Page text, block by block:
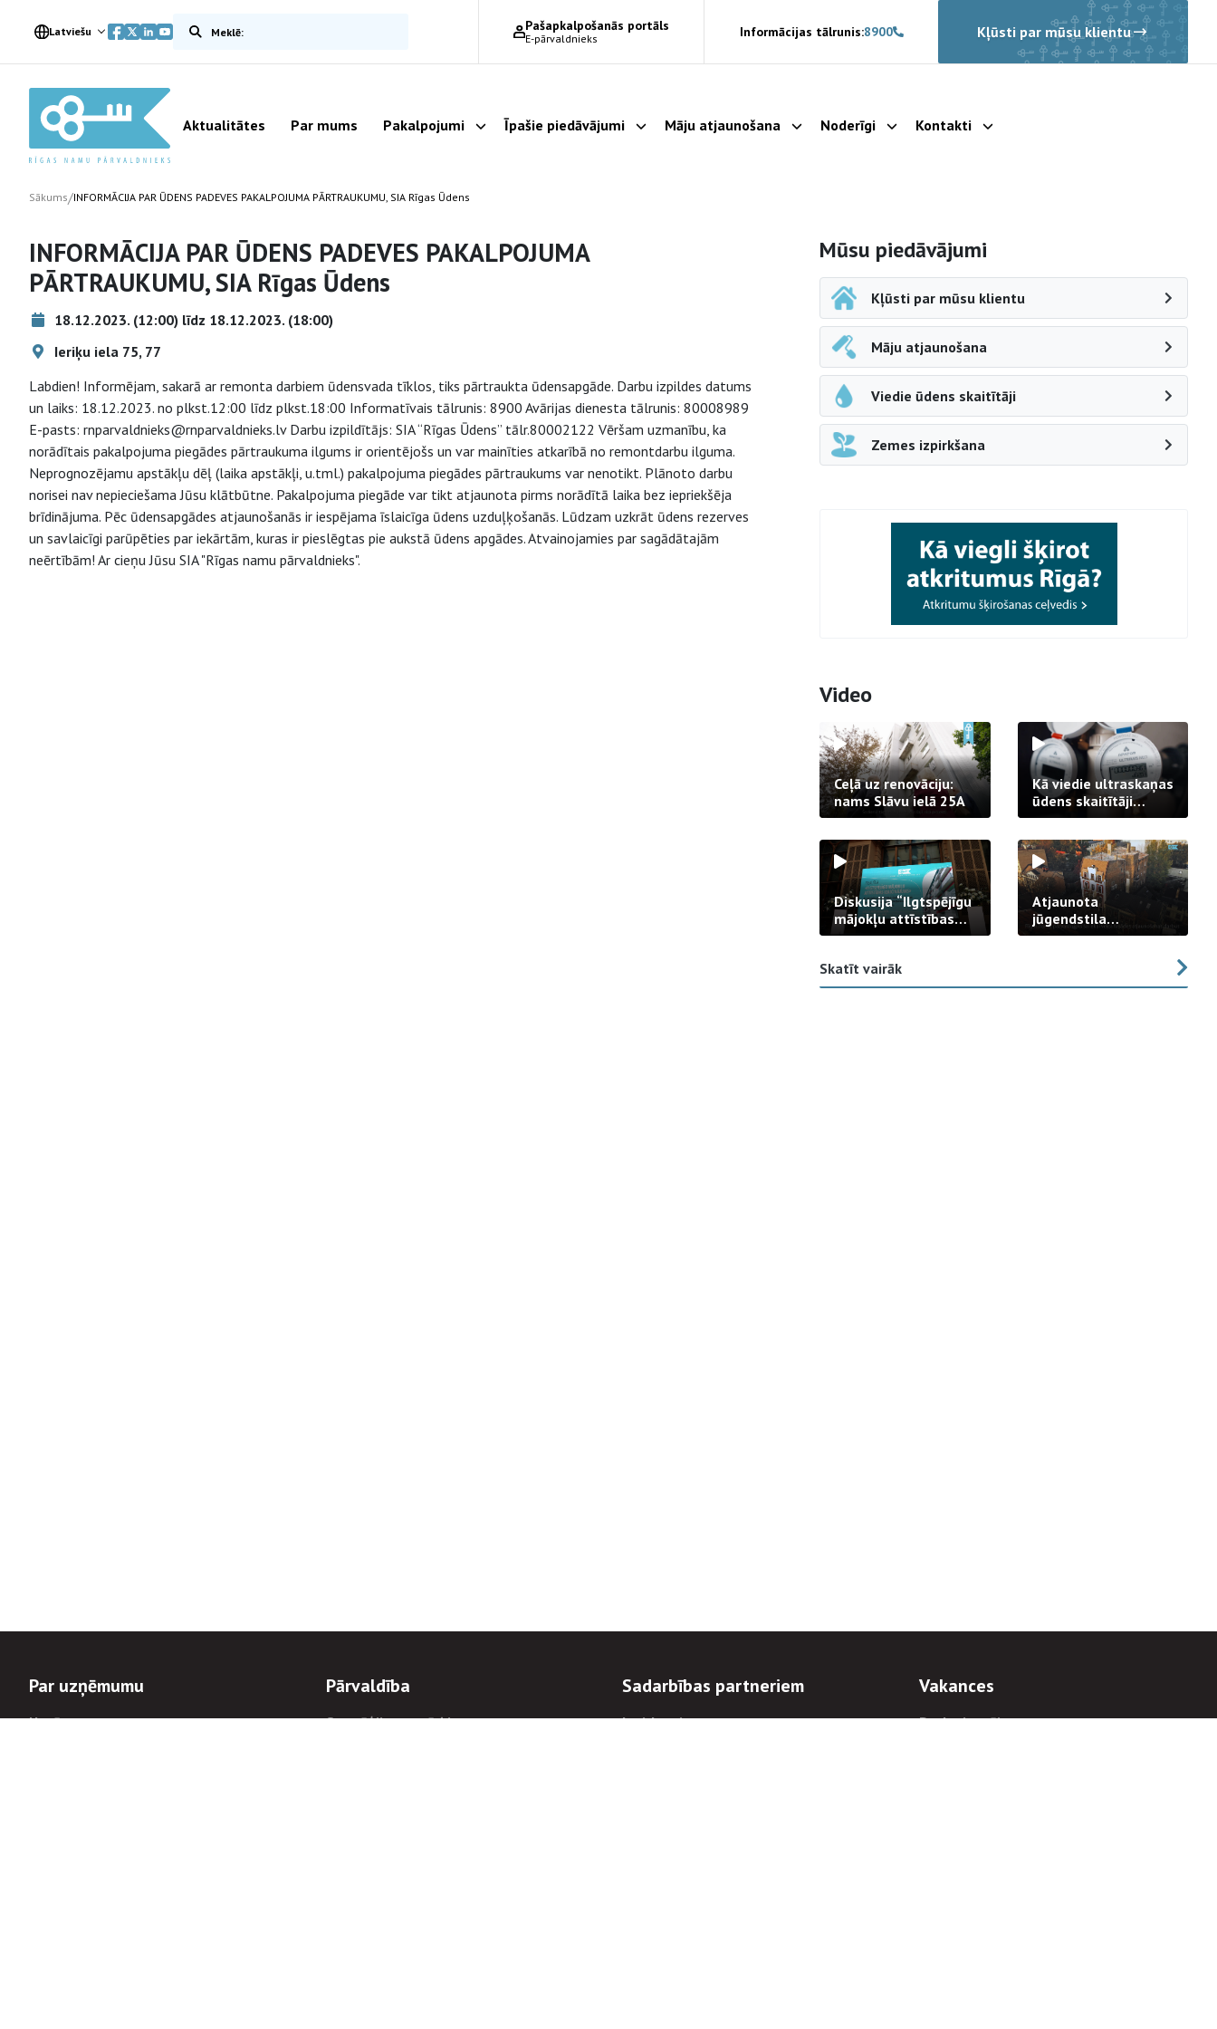
Latviešu Meklēt vietnē Pašapkalpošanās portāls
E-pārvaldnieks Informācijas tālrunis:8900 Kļūsti par mūsu klientu
Aktualitātes Par mums Pakalpojumi Parādīt apakšizvēlni
Īpašie piedāvājumi Parādīt apakšizvēlni
Māju atjaunošana Parādīt apakšizvēlni
Noderīgi Parādīt apakšizvēlni
Kontakti Parādīt apakšizvēlni
Sākums/INFORMĀCIJA PAR ŪDENS PADEVES PAKALPOJUMA PĀRTRAUKUMU, SIA Rīgas Ūdens
INFORMĀCIJA PAR ŪDENS PADEVES PAKALPOJUMA
PĀRTRAUKUMU, SIA Rīgas Ūdens
18.12.2023. (12:00) līdz 18.12.2023. (18:00)
Ieriķu iela 75, 77
Labdien! Informējam, sakarā ar remonta darbiem ūdensvada tīklos, tiks pārtraukta ūdensapgāde. Darbu izpildes datums
un laiks: 18.12.2023. no plkst.12:00 līdz plkst.18:00 Informatīvais tālrunis: 8900 Avārijas dienesta tālrunis: 80008989
E-pasts: rnparvaldnieks@rnparvaldnieks.lv Darbu izpildītājs: SIA “Rīgas Ūdens” tālr.80002122 Vēršam uzmanību, ka
norādītais pakalpojuma piegādes pārtraukuma ilgums ir orientējošs un var mainīties atkarībā no remontdarbu ilguma.
Neprognozējamu apstākļu dēļ (laika apstākļi, u.tml.) pakalpojuma piegādes pārtraukums var nenotikt. Plānoto darbu
norisei nav nepieciešama Jūsu klātbūtne. Pakalpojuma piegāde var tikt atjaunota pirms norādītā laika bez iepriekšēja
brīdinājuma. Pēc ūdensapgādes atjaunošanās ir iespējama īslaicīga ūdens uzduļķošanās. Lūdzam uzkrāt ūdens rezerves
un savlaicīgi parūpēties par iekārtām, kuras ir pieslēgtas pie aukstā ūdens apgādes. Atvainojamies par sagādātajām
neērtībām! Ar cieņu Jūsu SIA "Rīgas namu pārvaldnieks".
Sāna navigācija
Mūsu piedāvājumi
Kļūsti par mūsu klientu
Māju atjaunošana
Viedie ūdens skaitītāji
Zemes izpirkšana
Video
Ceļā uz renovāciju:
nams Slāvu ielā 25A
Kā viedie ultraskaņas
ūdens skaitītāji
strādā praksē
Diskusija “Ilgtspējīgu
mājokļu attīstības
izaicinājums”
Atjaunota
jūgendstila
arhitektūras pērles
Skatīt vairāk
Par uzņēmumu
Uzņēmums
Pārvaldība
Stratēģija un mērķi
Sadarbības partneriem
Iepirkumi
Vakances
Darba iespējas